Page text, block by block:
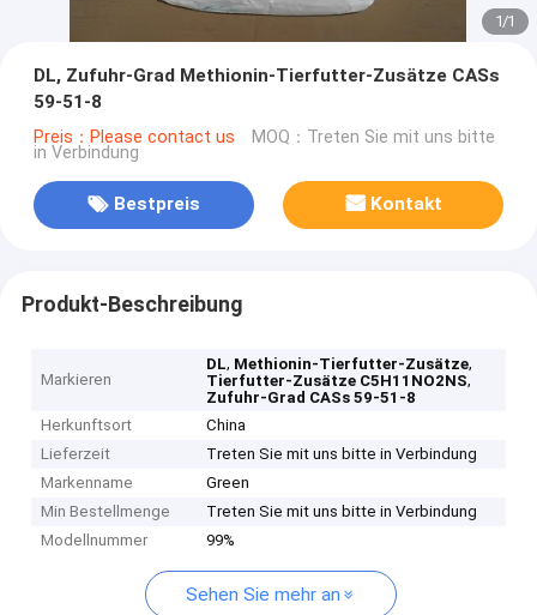
1/1
DL, Zufuhr-Grad Methionin-Tierfutter-Zusätze CASs
59-51-8
Preis：Please contact us MOQ：Treten Sie mit uns bitte
in Verbindung
Bestpreis Kontakt
Produkt-Beschreibung
Markieren
DL, Methionin-Tierfutter-Zusätze,
Tierfutter-Zusätze C5H11NO2NS,
Zufuhr-Grad CASs 59-51-8
Herkunftsort
China
Lieferzeit
Treten Sie mit uns bitte in Verbindung
Markenname
Green
Min Bestellmenge
Treten Sie mit uns bitte in Verbindung
Modellnummer
99%
Sehen Sie mehr an